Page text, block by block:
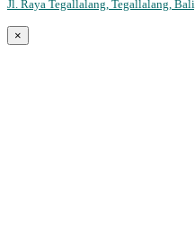
Jl. Raya Tegallalang, Tegallalang,
×